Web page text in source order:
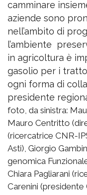
camminare
aziende sono
nell’ambito di
l’ambiente
in agricoltura è
gasolio per i
ogni forma di
presidente
foto, da sinistra:
Mauro Centritto
(ricercatrice CNR-
Asti), Giorgio
genomica
Chiara Pagliarani
Carenini (presidente